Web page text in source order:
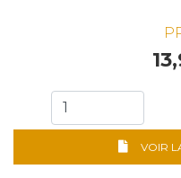
VOIR